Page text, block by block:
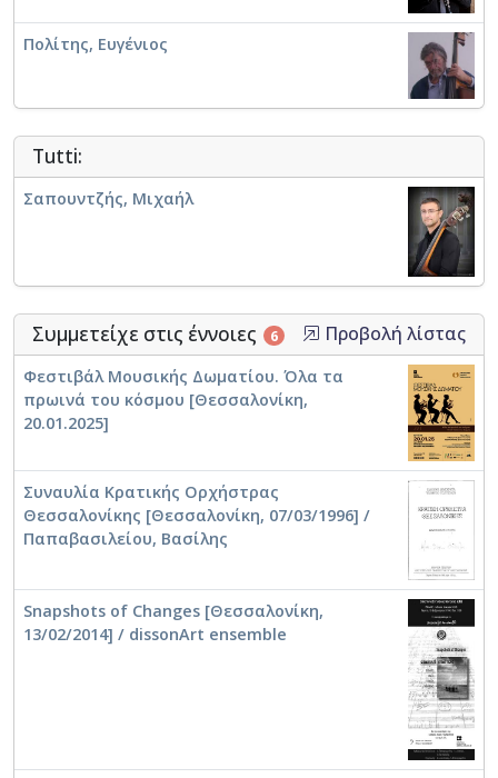
Πολίτης, Ευγένιος
Tutti:
Σαπουντζής, Μιχαήλ
Συμμετείχε στις έννοιες 6 Προβολή λίστας
Φεστιβάλ Μουσικής Δωματίου. Όλα τα
πρωινά του κόσμου [Θεσσαλονίκη,
20.01.2025]
Συναυλία Κρατικής Ορχήστρας
Θεσσαλονίκης [Θεσσαλονίκη, 07/03/1996] /
Παπαβασιλείου, Βασίλης
Snapshots of Changes [Θεσσαλονίκη,
13/02/2014] / dissonArt ensemble